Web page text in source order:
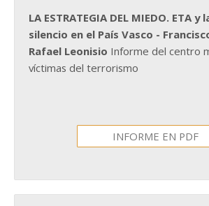
LA ESTRATEGIA DEL MIEDO. ETA
silencio en el País Vasco -
Rafael Leonisio Informe del centro
víctimas del terrorismo
INFORME EN PDF